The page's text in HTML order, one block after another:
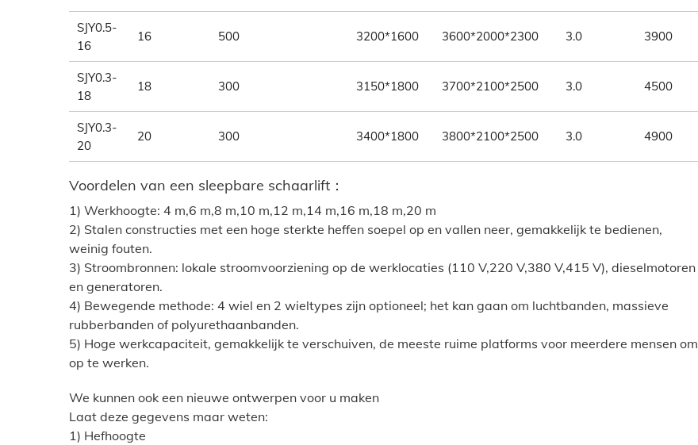
SJY0.5-
16
16 500 3200*1600 3600*2000*2300 3.0 3900
SJY0.3-
18
18 300 3150*1800 3700*2100*2500 3.0 4500
SJY0.3-
20
20 300 3400*1800 3800*2100*2500 3.0 4900
Voordelen van een sleepbare schaarlift ：
1) Werkhoogte: 4 m,6 m,8 m,10 m,12 m,14 m,16 m,18 m,20 m
2) Stalen constructies met een hoge sterkte heffen soepel op en vallen neer, gemakkelijk te bedienen,
weinig fouten.
3) Stroombronnen: lokale stroomvoorziening op de werklocaties (110 V,220 V,380 V,415 V), dieselmotoren
en generatoren.
4) Bewegende methode: 4 wiel en 2 wieltypes zijn optioneel; het kan gaan om luchtbanden, massieve
rubberbanden of polyurethaanbanden.
5) Hoge werkcapaciteit, gemakkelijk te verschuiven, de meeste ruime platforms voor meerdere mensen om
op te werken.
We kunnen ook een nieuwe ontwerpen voor u maken
Laat deze gegevens maar weten:
1) Hefhoogte